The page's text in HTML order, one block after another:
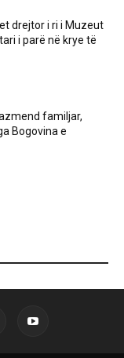
drejtor i ri i Muzeut
i parë në krye të
familjar,
Bogovina e